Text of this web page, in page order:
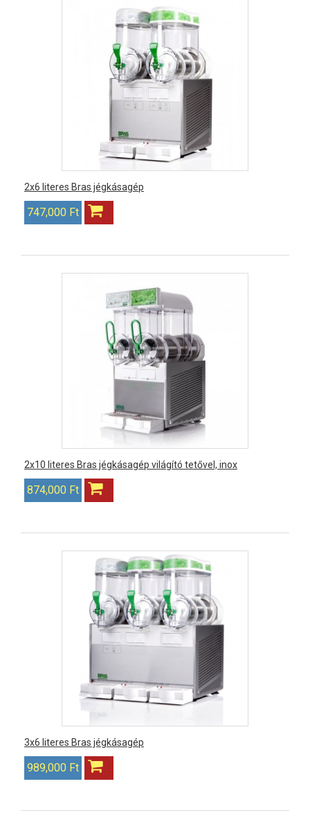
2x6 literes Bras jégkásagép
747,000 Ft
2x10 literes Bras jégkásagép világító tetővel, inox
874,000 Ft
3x6 literes Bras jégkásagép
989,000 Ft